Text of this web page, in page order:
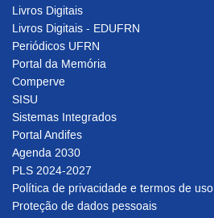
Livros Digitais
Livros Digitais - EDUFRN
Periódicos UFRN
Portal da Memória
Comperve
SISU
Sistemas Integrados
Portal Andifes
Agenda 2030
PLS 2024-2027
Política de privacidade e termos de uso
Proteção de dados pessoais